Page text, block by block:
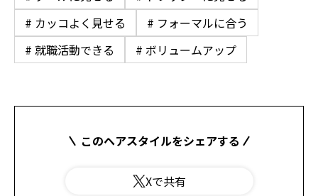
# カッコよく見せる
# フォーマルに合う
# 就職活動できる
# ボリュームアップ
このヘアスタイルをシェアする
Xで共有